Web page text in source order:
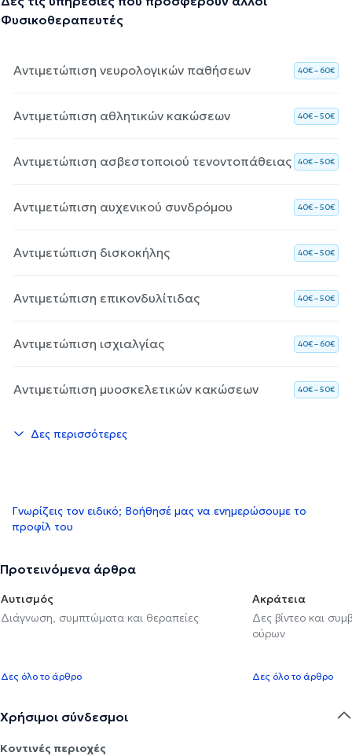
Φυσικοθεραπευτές
Αντιμετώπιση νευρολογικών παθήσεων 40€ – 60€
Αντιμετώπιση αθλητικών κακώσεων 40€ – 50€
Αντιμετώπιση ασβεστοποιού τενοντοπάθειας 40€ – 50€
Αντιμετώπιση αυχενικού συνδρόμου 40€ – 50€
Αντιμετώπιση δισκοκήλης 40€ – 50€
Αντιμετώπιση επικονδυλίτιδας 40€ – 50€
Αντιμετώπιση ισχιαλγίας 40€ – 60€
Αντιμετώπιση μυοσκελετικών κακώσεων 40€ – 50€
Δες περισσότερες
Γνωρίζεις τον ειδικό; Βοήθησέ μας να ενημερώσουμε το
προφίλ του
Προτεινόμενα άρθρα
Αυτισμός
Διάγνωση, συμπτώματα και θεραπείες
Δες όλο το άρθρο
Ακράτεια
Δες βίντεο και
ούρων
Δες όλο το άρθρο
Χρήσιμοι σύνδεσμοι
Κοντινές περιοχές